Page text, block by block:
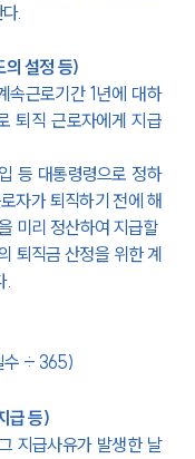
.
설정 등)
근로기간 1년에 대하
퇴직 근로자에게 지급
등 대통령령으로 정하
자가 퇴직하기 전에 해
미리 정산하여 지급할
퇴직금 산정을 위한 계
.
수 ÷ 365)
급 등)
지급사유가 발생한 날